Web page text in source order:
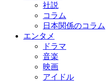
社説
コラム
日本関係のコラム
エンタメ
ドラマ
音楽
映画
アイドル